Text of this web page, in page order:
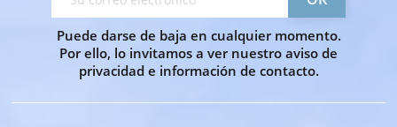
Puede darse de baja en cualquier momento.
Por ello, lo invitamos a ver nuestro aviso de
privacidad e información de contacto.